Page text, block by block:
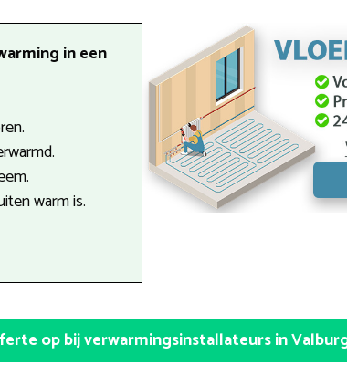
in een
warm is.
op bij verwarmingsinstallateurs in